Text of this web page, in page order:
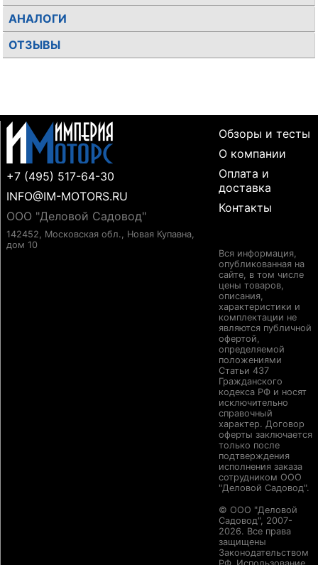
АНАЛОГИ
ОТЗЫВЫ
+7 (495) 517-64-30
INFO@IM-MOTORS.RU
ООО "Деловой Садовод"
142452, Московская обл., Новая Купавна,
дом 10
Обзоры и тесты
О компании
Оплата и
доставка
Контакты
Вся информация,
опубликованная на
сайте, в том числе
цены товаров,
описания,
характеристики и
комплектации не
являются публичной
офертой,
определяемой
положениями
Статьи 437
Гражданского
кодекса РФ и носят
исключительно
справочный
характер. Договор
оферты заключается
только после
подтверждения
исполнения заказа
сотрудником ООО
"Деловой Садовод".
© ООО "Деловой
Садовод", 2007-
2026. Все права
защищены
Законодательством